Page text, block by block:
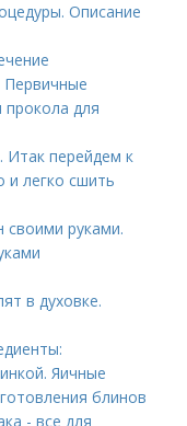
Описание
для
Итак перейдем к
и легко сшить
своими руками.
в духовке.
Яичные
блинов
- все для